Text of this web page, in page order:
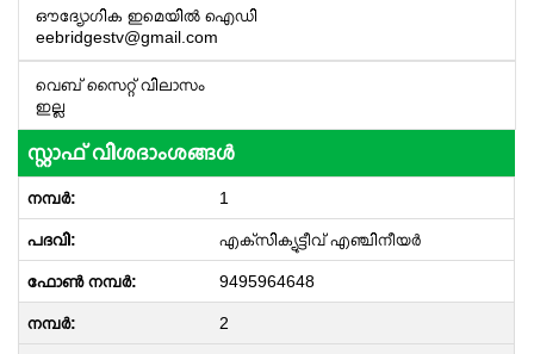
ഔദ്യോഗിക ഇമെയിൽ ഐഡി
eebridgestv@gmail.com
വെബ് സൈറ്റ് വിലാസം
ഇല്ല
സ്റ്റാഫ് വിശദാംശങ്ങൾ
1
എക്‌സിക്യുട്ടീവ് എഞ്ചിനീയർ
9495964648
2